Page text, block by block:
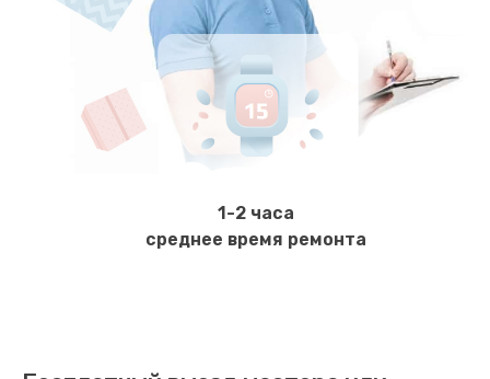
1-2 часа
среднее время ремонта